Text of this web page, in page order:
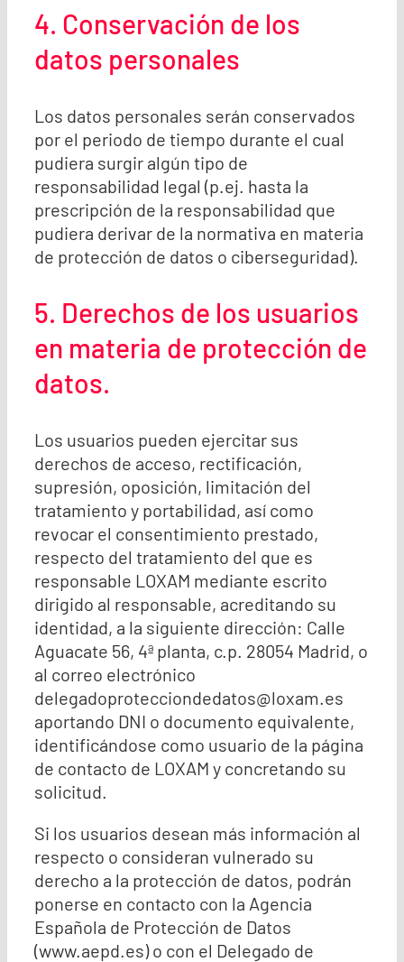
4. Conservación de los
datos personales
Los datos personales serán conservados
por el periodo de tiempo durante el cual
pudiera surgir algún tipo de
responsabilidad legal (p.ej. hasta la
prescripción de la responsabilidad que
pudiera derivar de la normativa en materia
de protección de datos o ciberseguridad).
5. Derechos de los usuarios
en materia de protección de
datos.
Los usuarios pueden ejercitar sus
derechos de acceso, rectificación,
supresión, oposición, limitación del
tratamiento y portabilidad, así como
revocar el consentimiento prestado,
respecto del tratamiento del que es
responsable LOXAM mediante escrito
dirigido al responsable, acreditando su
identidad, a la siguiente dirección: Calle
Aguacate 56, 4ª planta, c.p. 28054 Madrid, o
al correo electrónico
delegadoprotecciondedatos@loxam.es
aportando DNI o documento equivalente,
identificándose como usuario de la página
de contacto de LOXAM y concretando su
solicitud.
Si los usuarios desean más información al
respecto o consideran vulnerado su
derecho a la protección de datos, podrán
ponerse en contacto con la Agencia
Española de Protección de Datos
(www.aepd.es) o con el Delegado de